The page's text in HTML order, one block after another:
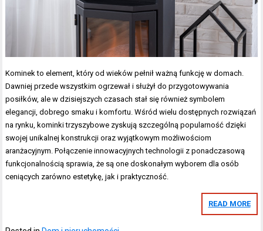
Kominek to element, który od wieków pełnił ważną funkcję w domach.
Dawniej przede wszystkim ogrzewał i służył do przygotowywania
posiłków, ale w dzisiejszych czasach stał się również symbolem
elegancji, dobrego smaku i komfortu. Wśród wielu dostępnych rozwiązań
na rynku, kominki trzyszybowe zyskują szczególną popularność dzięki
swojej unikalnej konstrukcji oraz wyjątkowym możliwościom
aranżacyjnym. Połączenie innowacyjnych technologii z ponadczasową
funkcjonalnością sprawia, że są one doskonałym wyborem dla osób
ceniących zarówno estetykę, jak i praktyczność.
READ MORE